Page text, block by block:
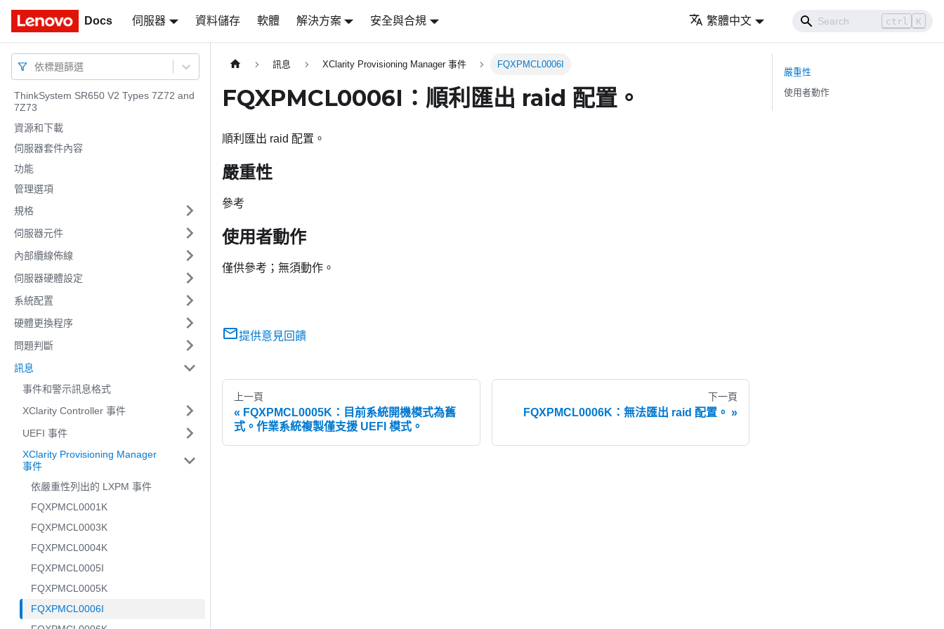
Docs 伺服器 資料儲存 軟體 解決方案 安全與合規 繁體中文 ctrl K
Docs
依標題篩選
ThinkSystem SR650 V2 Types 7Z72 and
7Z73
資源和下載
伺服器套件內容
功能
管理選項
規格
伺服器元件
內部纜線佈線
伺服器硬體設定
系統配置
硬體更換程序
問題判斷
訊息
事件和警示訊息格式
XClarity Controller 事件
UEFI 事件
XClarity Provisioning Manager
事件
依嚴重性列出的 LXPM 事件
FQXPMCL0001K
FQXPMCL0003K
FQXPMCL0004K
FQXPMCL0005I
FQXPMCL0005K
FQXPMCL0006I
訊息 XClarity Provisioning Manager 事件 FQXPMCL0006I
FQXPMCL0006I：順利匯出 raid 配置。
順利匯出 raid 配置。
嚴重性
參考
使用者動作
僅供參考；無須動作。
提供意見回饋
上一頁
FQXPMCL0005K：目前系統開機模式為舊
式。作業系統複製僅支援 UEFI 模式。
下一頁
FQXPMCL0006K：無法匯出 raid 配置。
嚴重性
使用者動作